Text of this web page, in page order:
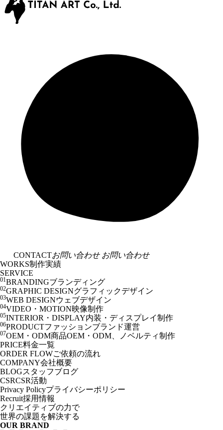
CONTACTお問い合わせ お問い合わせ
WORKS制作実績
SERVICE
01BRANDINGブランディング
02GRAPHIC DESIGNグラフィックデザイン
03WEB DESIGNウェブデザイン
04VIDEO・MOTION映像制作
05INTERIOR・DISPLAY内装・ディスプレイ制作
06PRODUCTファッションブランド運営
07OEM・ODM商品OEM・ODM、ノベルティ制作
PRICE料金一覧
ORDER FLOWご依頼の流れ
COMPANY会社概要
BLOGスタッフブログ
CSRCSR活動
Privacy Policyプライバシーポリシー
Recruit採用情報
クリエイティブの力で
世界の課題を解決する
OUR BRAND